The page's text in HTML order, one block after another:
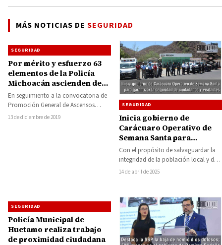
MÁS NOTICIAS DE SEGURIDAD
SEGURIDAD
Por mérito y esfuerzo 63
elementos de la Policía
Michoacán ascienden de
grado
En seguimiento a la convocatoria de
Promoción General de Ascensos
Policía Michoacán 2019, la Secretaría
13 de diciembre de 2019
SEGURIDAD
Inicia gobierno de
Carácuaro Operativo de
Semana Santa para
garantizar la seguridad de
ciudadanos y visitantes
Con el propósito de salvaguardar la
integridad de la población local y de
quienes visitan el municipio durante…
14 de abril de 2025
SEGURIDAD
Policía Municipal de
Huetamo realiza trabajo
de proximidad ciudadana